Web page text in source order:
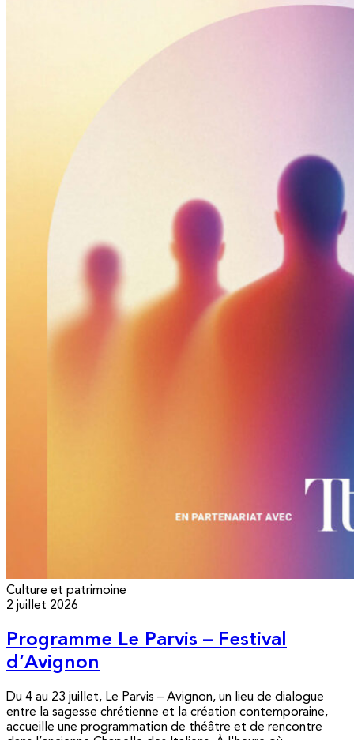
Culture et patrimoine
2 juillet 2026
Programme Le Parvis – Festival
d’Avignon
Du 4 au 23 juillet, Le Parvis – Avignon, un lieu de dialogue
entre la sagesse chrétienne et la création contemporaine,
accueille une programmation de théâtre et de rencontre